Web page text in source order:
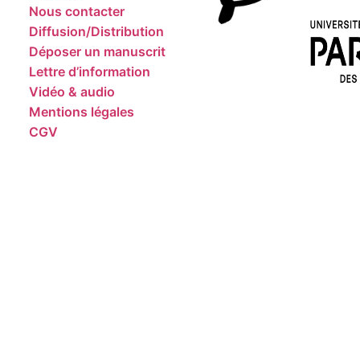
Nous contacter
Diffusion/Distribution
Déposer un manuscrit
Lettre d’information
Vidéo & audio
Mentions légales
CGV